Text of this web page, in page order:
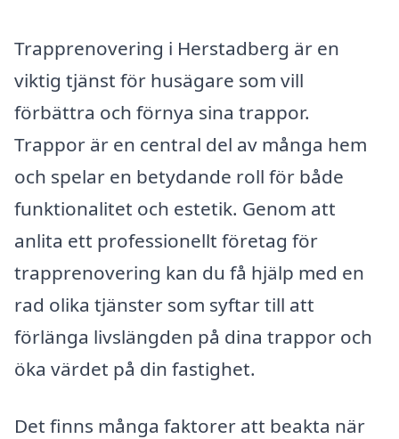
Trapprenovering i Herstadberg är en
viktig tjänst för husägare som vill
förbättra och förnya sina trappor.
Trappor är en central del av många hem
och spelar en betydande roll för både
funktionalitet och estetik. Genom att
anlita ett professionellt företag för
trapprenovering kan du få hjälp med en
rad olika tjänster som syftar till att
förlänga livslängden på dina trappor och
öka värdet på din fastighet.
Det finns många faktorer att beakta när